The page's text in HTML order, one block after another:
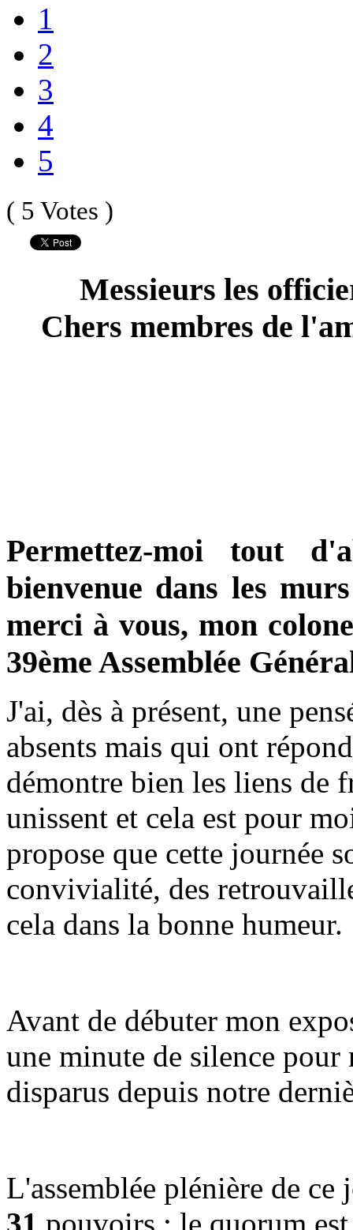
1
2
3
4
5
( 5 Votes )
Messieurs les
Chers membres de
Permettez-moi tout
bienvenue dans les
merci à vous, mon
39ème Assemblée
J'ai, dès à présent, une
absents mais qui ont
démontre bien les liens de
unissent et cela est pour
propose que cette journée
convivialité, des
cela dans la bonne humeur.
Avant de débuter mon
une minute de silence pour
disparus depuis notre
L'assemblée plénière de
31 pouvoirs : le quorum